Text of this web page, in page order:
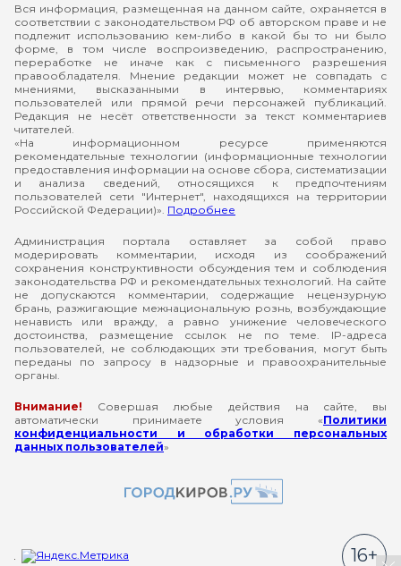
Вся информация, размещенная на данном сайте, охраняется в
соответствии с законодательством РФ об авторском праве и не
подлежит использованию кем-либо в какой бы то ни было
форме, в том числе воспроизведению, распространению,
переработке не иначе как с письменного разрешения
правообладателя. Мнение редакции может не совпадать с
мнениями, высказанными в интервью, комментариях
пользователей или прямой речи персонажей публикаций.
Редакция не несёт ответственности за текст комментариев
читателей.
«На информационном ресурсе применяются
рекомендательные технологии (информационные технологии
предоставления информации на основе сбора, систематизации
и анализа сведений, относящихся к предпочтениям
пользователей сети "Интернет", находящихся на территории
Российской Федерации)». Подробнее
Администрация портала оставляет за собой право
модерировать комментарии, исходя из соображений
сохранения конструктивности обсуждения тем и соблюдения
законодательства РФ и рекомендательных технологий. На сайте
не допускаются комментарии, содержащие нецензурную
брань, разжигающие межнациональную рознь, возбуждающие
ненависть или вражду, а равно унижение человеческого
достоинства, размещение ссылок не по теме. IP-адреса
пользователей, не соблюдающих эти требования, могут быть
переданы по запросу в надзорные и правоохранительные
органы.
Внимание! Совершая любые действия на сайте, вы
автоматически принимаете условия «Политики
конфиденциальности и обработки персональных
данных пользователей»
16+